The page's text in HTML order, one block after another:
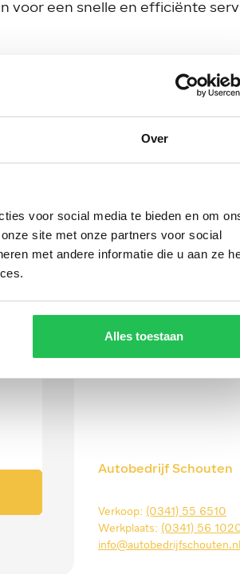
Over
voor social media te bieden en om
site met onze partners voor social
met andere informatie die u aan ze
Alles toestaan
voor een snelle en efficiënte
99,95 uw airco laten controleren
een afspraak. Wij zorgen
Autobedrijf Schouten
Verkoop: (0341) 55 6510
Werkplaats: (0341) 56
info@autobedrijfschouten.nl